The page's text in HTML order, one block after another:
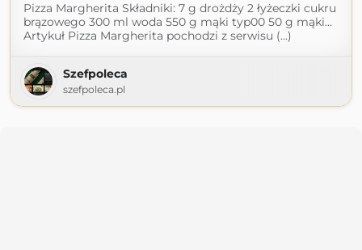
Pizza Margherita Składniki: 7 g drożdży 2 łyżeczki cukru
brązowego 300 ml woda 550 g mąki typ00 50 g mąki...
Artykuł Pizza Margherita pochodzi z serwisu (...)
Szefpoleca
szefpoleca.pl